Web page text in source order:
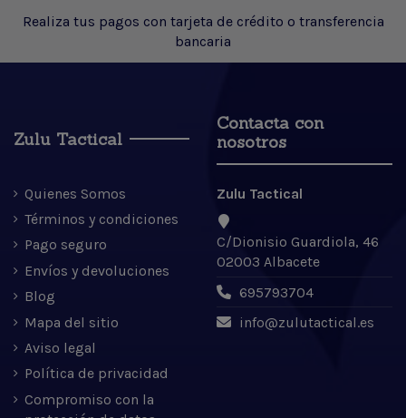
Realiza tus pagos con tarjeta de crédito o transferencia
bancaria
Zulu Tactical
Quienes Somos
Términos y condiciones
Pago seguro
Envíos y devoluciones
Blog
Mapa del sitio
Aviso legal
Política de privacidad
Compromiso con la
Contacta con
nosotros
Zulu Tactical
C/Dionisio Guardiola, 46
02003 Albacete
695793704
info@zulutactical.es